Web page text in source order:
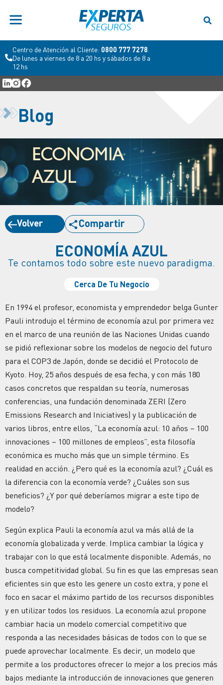
Centro de Atención al Cliente: 0800 777 7278
De lunes a viernes de 8 a 20 hs y sábados de 8 a
12 hs
Blog
Volver Compartir
ECONOMÍA AZUL
Te contamos todo sobre este nuevo paradigma.
Cerca De Tu Negocio
En 1994 el profesor, economista y emprendedor belga Gunter
Pauli introdujo el término de economía azul por primera vez
en el marco de una reunión de las Naciones Unidas cuando
se pidió reflexionar sobre los modelos de negocio del futuro
para el COP3 de Japón, donde se decidió el Protocolo de
Kyoto. Hoy, 25 años después de esa fecha, y con más 180
casos concretos que respaldan su teoría, numerosas
conferencias, una fundación denominada ZERI (Zero
Emissions Research and Iniciatives) y la publicación de
varios libros, entre ellos, “La economía azul: 10 años – 100
innovaciones – 100 millones de empleos”, esta filosofía
económica es mucho más que un simple término. Es
realidad en acción. ¿Pero qué es la economía azul? ¿Cuál es
la diferencia con la economía verde? ¿Cuáles son sus
beneficios? ¿Y por qué deberíamos migrar a este tipo de
modelo?
Según explica Pauli la economía azul va más allá de la
economía globalizada y verde. Implica cambiar la lógica y
trabajar con lo que está localmente disponible. Además, no
busca competitividad global. Su fin es que las empresas sean
eficientes sin que esto les genere un costo extra, y pone el
foco en sacar el máximo partido de los recursos disponibles
y en utilizar todos los residuos. La economía azul propone
cambiar hacia un modelo comercial competitivo que
responda a las necesidades básicas de todos con lo que se
puede aprovechar localmente. Es decir, un modelo que
permite a los productores ofrecer lo mejor a los precios más
bajos mediante la introducción de innovaciones que generen